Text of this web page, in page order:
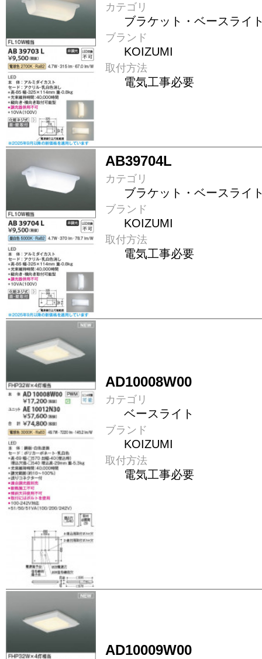
カテゴリ
ブラケット・ベースライ
ブランド
KOIZUMI
取付方法
電気工事必要
AB39704L
カテゴリ
ブラケット・ベースライ
ブランド
KOIZUMI
取付方法
電気工事必要
AD10008W00
カテゴリ
ベースライト
ブランド
KOIZUMI
取付方法
電気工事必要
AD10009W00